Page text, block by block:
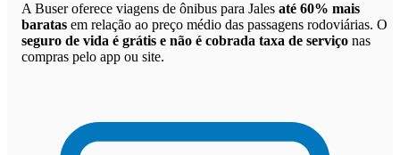
A Buser oferece viagens de ônibus para Jales até 60% mais
baratas em relação ao preço médio das passagens rodoviárias. O
seguro de vida é grátis e não é cobrada taxa de serviço nas
compras pelo app ou site.